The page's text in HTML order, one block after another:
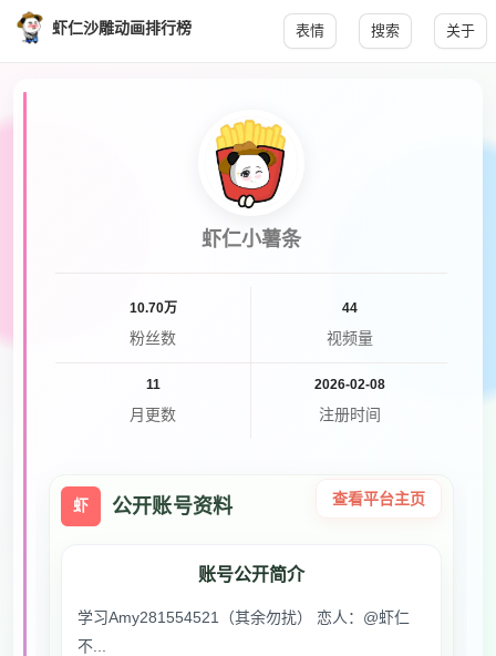
虾仁沙雕动画排行榜 表情 搜索 关于
虾仁小薯条
10.70万
粉丝数
44
视频量
11
月更数
2026-02-08
注册时间
虾 公开账号资料 查看平台主页
账号公开简介
学习Amy281554521（其余勿扰） 恋人：@虾仁
不...